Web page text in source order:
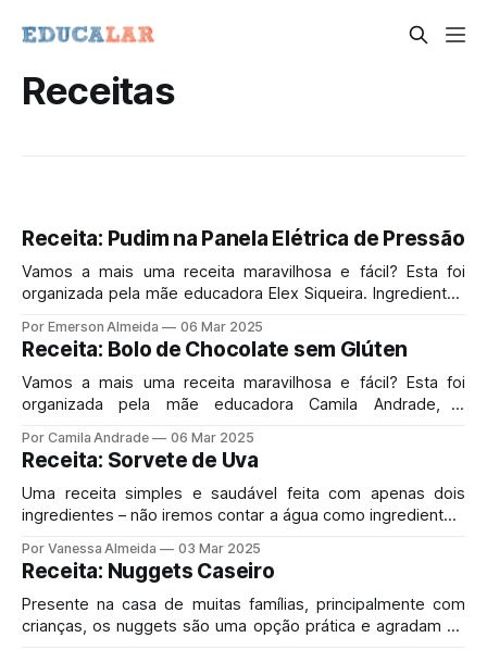
Receitas
Receita: Pudim na Panela Elétrica de Pressão
Vamos a mais uma receita maravilhosa e fácil? Esta foi
organizada pela mãe educadora Elex Siqueira. Ingredientes
caixinha de leite condensado de leite; 3 ovos; 50g de
Açúcar para caramelizar; Modo de Preparo 1 - Liquidificar
tudo, colocar em uma
Por Emerson Almeida 06 Mar 2025
Receita: Bolo de Chocolate sem Glúten
Vamos a mais uma receita maravilhosa e fácil? Esta foi
organizada pela mãe educadora Camila Andrade, e
1 e ½ xícara de farinha de arroz (195g) ½ xícara de
chocolate em pó 70% ou 100% cacau (40g) 1 xícara (chá)
açúcar (225g) 1 xícara
Por Camila Andrade 06 Mar 2025
Receita: Sorvete de Uva
Uma receita simples e saudável feita com apenas dois
ingredientes – não iremos contar a água como ingrediente –
(de preferência sem sementes) Leite em pó Modo de
Preparo Coloque a uva congelada no processador e vá
acrescentando o leite em pó. Para aproximadamente
Por Vanessa Almeida 03 Mar 2025
Receita: Nuggets Caseiro
Presente na casa de muitas famílias, principalmente com
crianças, os nuggets são uma opção prática e agradam ao